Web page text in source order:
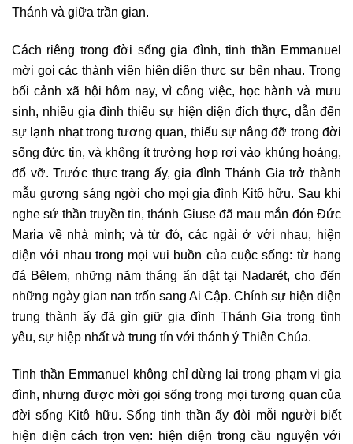
Thánh và giữa trần gian.
Cách riêng trong đời sống gia đình, tinh thần Emmanuel
mời gọi các thành viên hiện diện thực sự bên nhau. Trong
bối cảnh xã hội hôm nay, vì công việc, học hành và mưu
sinh, nhiều gia đình thiếu sự hiện diện đích thực, dẫn đến
sự lạnh nhạt trong tương quan, thiếu sự nâng đỡ trong đời
sống đức tin, và không ít trường hợp rơi vào khủng hoảng,
đổ vỡ. Trước thực trạng ấy, gia đình Thánh Gia trở thành
mẫu gương sáng ngời cho mọi gia đình Kitô hữu. Sau khi
nghe sứ thần truyền tin, thánh Giuse đã mau mắn đón Đức
Maria về nhà mình; và từ đó, các ngài ở với nhau, hiện
diện với nhau trong mọi vui buồn của cuộc sống: từ hang
đá Bêlem, những năm tháng ẩn dật tại Nadarét, cho đến
những ngày gian nan trốn sang Ai Cập. Chính sự hiện diện
trung thành ấy đã gìn giữ gia đình Thánh Gia trong tình
yêu, sự hiệp nhất và trung tín với thánh ý Thiên Chúa.
Tinh thần Emmanuel không chỉ dừng lại trong phạm vi gia
đình, nhưng được mời gọi sống trong mọi tương quan của
đời sống Kitô hữu. Sống tinh thần ấy đòi mỗi người biết
hiện diện cách trọn vẹn: hiện diện trong cầu nguyện với